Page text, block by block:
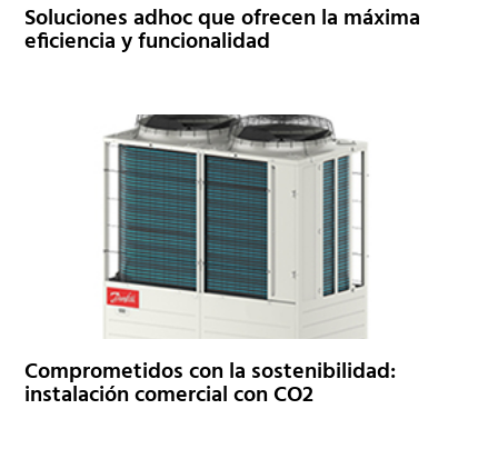
Soluciones adhoc que ofrecen la máxima
eficiencia y funcionalidad
Comprometidos con la sostenibilidad:
instalación comercial con CO2